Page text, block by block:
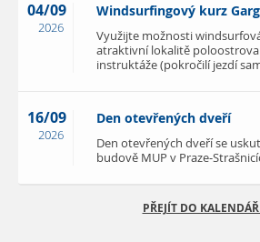
04/09
2026
Windsurfingový kurz
Využijte možnosti
atraktivní lokalitě
instruktáže (pokročilí jezdí
16/09
2026
Den otevřených dveří
Den otevřených dveří se
budově MUP v Praze-
PŘEJÍT DO